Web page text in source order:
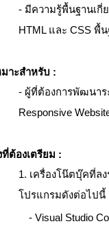
- มีความรู้พื้นฐานเกี่
HTML และ CSS พื้
มาะสำหรับ :
- ผู้ที่ต้องการพัฒนาร
Responsive
ที่ต้องเตรียม :
1. เครื่องโน๊ตบุ๊คที่ล
โปรแกรมดังต่อไปนี้
- Visual Studio